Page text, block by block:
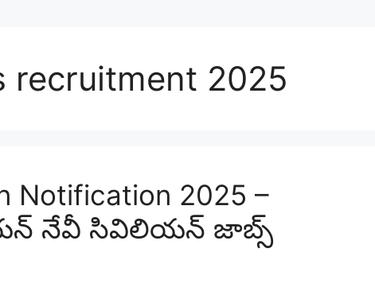
recruitment 2025
Notification 2025 –
నేవీ సివిలియన్ జాబ్స్